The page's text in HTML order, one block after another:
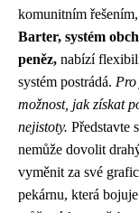
komunitním
Barter, systém
peněz, nabízí
systém postrádá.
možnost, jak získat
nejistoty. Představte
nemůže dovolit
vyměnit za své
pekárnu, která